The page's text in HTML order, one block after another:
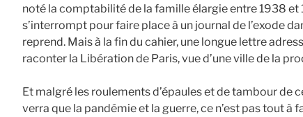
noté la comptabilité de la famille élargie entre 1938
s’interrompt pour faire place à un journal de l’exode
reprend. Mais à la fin du cahier, une longue lettre
raconter la Libération de Paris, vue d’une ville de la
Et malgré les roulements d’épaules et de tambour
verra que la pandémie et la guerre, ce n’est pas tout à